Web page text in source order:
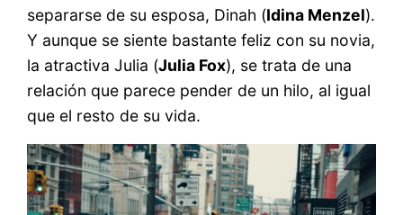
separarse de su esposa, Dinah (Idina Menzel).
Y aunque se siente bastante feliz con su novia,
la atractiva Julia (Julia Fox), se trata de una
relación que parece pender de un hilo, al igual
que el resto de su vida.